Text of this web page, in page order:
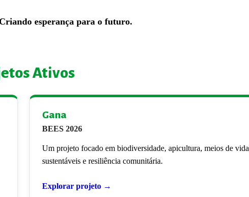
esperança para o futuro.
Ativos
Gana
BEES 2026
Um projeto focado em biodiversidade, apicultura, meios de vida
sustentáveis e resiliência comunitária.
Explorar projeto →